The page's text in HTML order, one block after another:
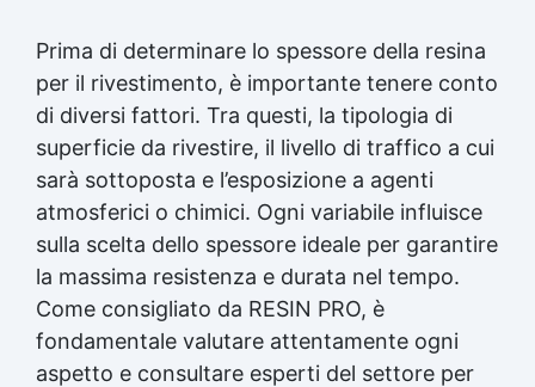
Prima di determinare lo spessore della resina
per il rivestimento, è importante tenere conto
di diversi fattori. Tra questi, la tipologia di
superficie da rivestire, il livello di traffico a cui
sarà sottoposta e l’esposizione a agenti
atmosferici o chimici. Ogni variabile influisce
sulla scelta dello spessore ideale per garantire
la massima resistenza e durata nel tempo.
Come consigliato da RESIN PRO, è
fondamentale valutare attentamente ogni
aspetto e consultare esperti del settore per